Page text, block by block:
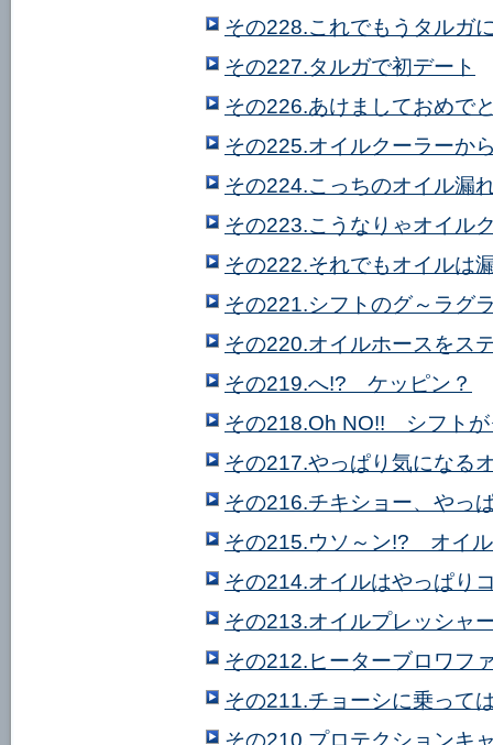
その228.これでもうタルガ
その227.タルガで初デート
その226.あけましておめで
その225.オイルクーラーか
その224.こっちのオイル漏
その223.こうなりゃオイル
その222.それでもオイルは
その221.シフトのグ～ラグ
その220.オイルホースをス
その219.へ!? ケッピン？
その218.Oh NO!! シフトが
その217.やっぱり気になる
その216.チキショー、やっ
その215.ウソ～ン!? オイ
その214.オイルはやっぱり
その213.オイルプレッシャ
その212.ヒーターブロワフ
その211.チョーシに乗って
その210.プロテクションキ